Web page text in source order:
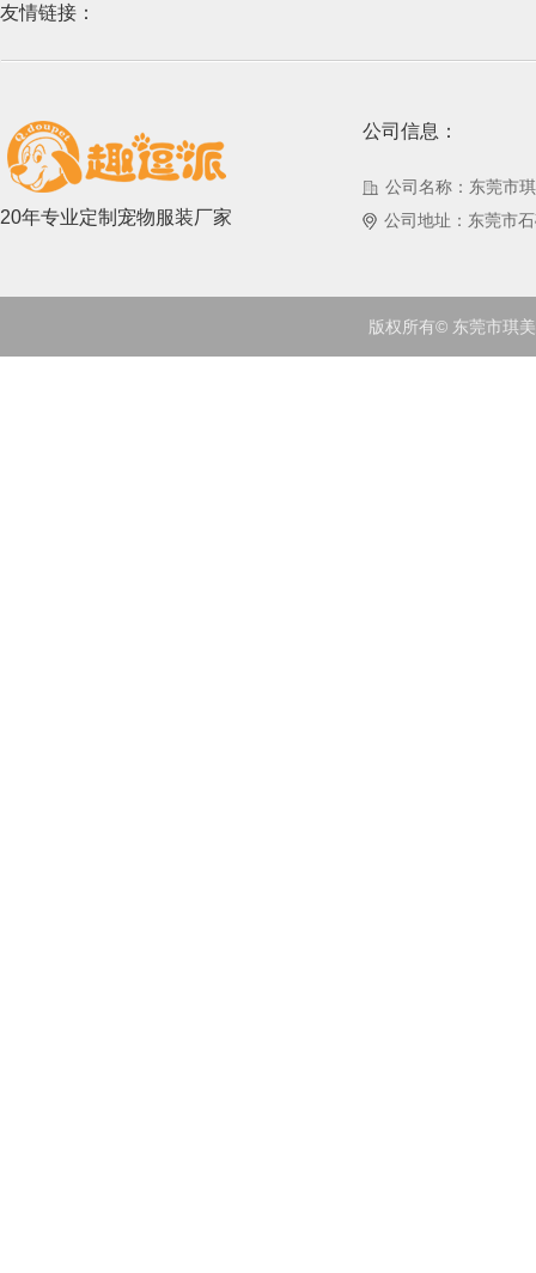
友情链接：
20年专业定制宠物服装厂家
公司信息：
公司名称：东莞市
公司地址：东莞市
版权所有© 东莞市琪